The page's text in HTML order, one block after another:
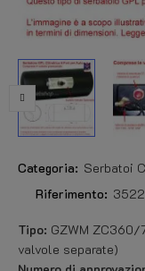
Categoria: Serbatoi
Riferimento:
Tipo: GZWM
valvole separate)